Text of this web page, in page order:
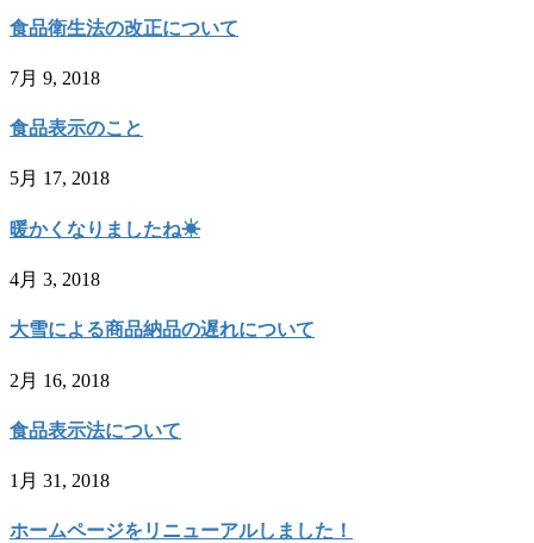
食品衛生法の改正について
7月 9, 2018
食品表示のこと
5月 17, 2018
暖かくなりましたね☀
4月 3, 2018
大雪による商品納品の遅れについて
2月 16, 2018
食品表示法について
1月 31, 2018
ホームページをリニューアルしました！